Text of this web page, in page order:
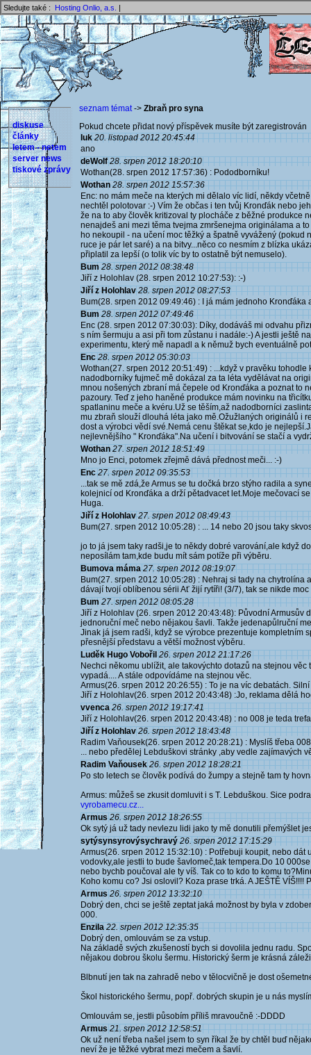
Sledujte také : Hosting Onlio, a.s. |
diskuse
články
letem - netem
server news
tiskové zprávy
seznam témat-> Zbraň pro syna
Pokud chcete přidat nový příspěvek musíte být
luk 20. listopad 2012 20:45:44
ano
deWolf 28. srpen 2012 18:20:10
Wothan(28. srpen 2012 17:57:36) : Pododborníku!
Wothan 28. srpen 2012 15:57:36
Enc: no mám meče na kterých mi dělalo víc lidí, někdy
nechtěl polotovar :-) Vím že občas i ten tvůj Kronďák nebo
že na to aby člověk kritizoval ty plocháče z běžné produkce
nenajdeš ani mezi těma tvejma zmršenejma originálama a
ho nekoupil - na učení moc těžký a špatně vyvážený
ruce je pár let saré) a na bitvy...něco co nesmím z blízka
připlatil za lepší (o tolik víc by to ostatně být nemuselo).
Bum 28. srpen 2012 08:38:48
Jiří z Holohlav (28. srpen 2012 10:27:53): :-)
Jiří z Holohlav 28. srpen 2012 08:27:53
Bum(28. srpen 2012 09:49:46) : I já mám jednoho Kronďáka
Bum 28. srpen 2012 07:49:46
Enc (28. srpen 2012 07:30:03): Díky, dodáváš mi odvahu
s ním šermuju a asi při tom zůstanu i nadále:-) A jestli ještě
experimentu, který mě napadl a k němuž bych eventuálně
Enc 28. srpen 2012 05:30:03
Wothan(27. srpen 2012 20:51:49) : ...když v pravěku
nadodborníky fujmeč mě dokázal za ta léta vydělávat na
mnou nošených zbraní má čepele od Kronďáka a poznat to
pazoury. Teď z jeho haněné produkce mám novinku na
spatlaninu meče a kvéru.Už se těším,až nadodborníci
mu zbraň slouží dlouhá léta jako mě.Ožužlaných originálů i
dost a výrobci vědí své.Nemá cenu štěkat se,kdo je
nejlevnějšího " Kronďáka".Na učení i bitvování se stačí a
Wothan 27. srpen 2012 18:51:49
Mno jo Enci, potomek zřejmě dává přednost meči... :-)
Enc 27. srpen 2012 09:35:53
...tak se mě zdá,že Armus se tu dočká brzo stýho radila a
kolejnicí od Kronďáka a drží pětadvacet let.Moje mečovací
Huga.
Jiří z Holohlav 27. srpen 2012 08:49:43
Bum(27. srpen 2012 10:05:28) : ... 14 nebo 20 jsou taky
jo to já jsem taky radši,je to někdy dobré varování,ale když
neposílám tam,kde budu mít sám potíže při výběru.
Bumova máma 27. srpen 2012 08:19:07
Bum(27. srpen 2012 10:05:28) : Nehraj si tady na
dávají tvojí oblíbenou sérii Ať žijí rytíři! (3/7), tak se nikde
Bum 27. srpen 2012 08:05:28
Jiří z Holohlav (26. srpen 2012 20:43:48): Původní Armusův
jednoruční meč nebo nějakou šavli. Takže jedenapůlruční
Jinak já jsem radši, když se výrobce prezentuje kompletním
přesnější představu a větší možnost výběru.
Luděk Hugo Vobořil 26. srpen 2012 21:17:26
Nechci někomu ublížit, ale takovýchto dotazů na stejnou
vypadá.... A stále odpovídáme na stejnou věc.
Armus(26. srpen 2012 20:26:55) : To je na víc debatách.
Jiří z Holohlav(26. srpen 2012 20:43:48) :Jo, reklama dělá
vvenca 26. srpen 2012 19:17:41
Jiří z Holohlav(26. srpen 2012 20:43:48) : no 008 je teda
Jiří z Holohlav 26. srpen 2012 18:43:48
Radim Vaňousek(26. srpen 2012 20:28:21) : Myslíš třeba
... nebo předělej Lebduškovi stránky ,aby vedle zajímavých
Radim Vaňousek 26. srpen 2012 18:28:21
Po sto letech se člověk podívá do žumpy a stejně tam ty
Armus: můžeš se zkusit domluvit i s T. Lebduškou. Sice
vyrobamecu.cz...
Armus 26. srpen 2012 18:26:55
Ok sytý já už tady nevlezu lidi jako ty mě donutili přemýšlet
sytýsynsyrovýsychravý 26. srpen 2012 17:15:29
Armus(26. srpen 2012 15:32:10) : Potřebuji koupit, nebo
vodovky,ale jestli to bude šavlomeč,tak tempera.Do 10
nebo bychb poučoval ale ty víš. Tak co to kdo to komu
Koho komu co? Jsi oslovil? Koza prase trká. A JEŠTĚ VÍŠ!!!!
Armus 26. srpen 2012 13:32:10
Dobrý den, chci se ještě zeptat jaká možnost by byla v
000.
Enzila 22. srpen 2012 12:35:35
Dobrý den, omlouvám se za vstup.
Na základě svých zkušeností bych si dovolila jednu radu.
nějakou dobrou školu šermu. Historický šerm je krásná
Blbnutí jen tak na zahradě nebo v tělocvičně je dost
Škol historického šermu, popř. dobrých skupin je u nás
Omlouvám se, jestli působím příliš mravoučně :-DDDD
Armus 21. srpen 2012 12:58:51
Ok už není třeba našel jsem to syn říkal že by chtěl buď
neví že je těžké vybrat mezi mečem a šavlí.